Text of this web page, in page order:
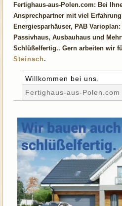
Fertighaus-aus-Polen.com: Bei
Ansprechpartner mit viel
Energiesparhäuser, PAB
Passivhaus, Ausbauhaus und
Schlüßelfertig.. Gern arbeiten wir
Steinach.
Willkommen bei uns.
Fertighaus-aus-Polen.com